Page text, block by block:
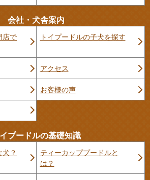
会社・犬舎案内
店で
トイプードルの子犬を探す
アクセス
お客様の声
プードルの基礎知識
？
ティーカッププードルと
は？